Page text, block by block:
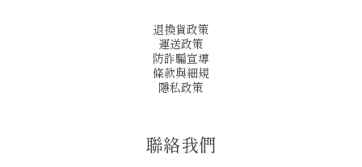
退換貨政策
運送政策
防詐騙宣導
條款與細規
隱私政策
聯絡我們